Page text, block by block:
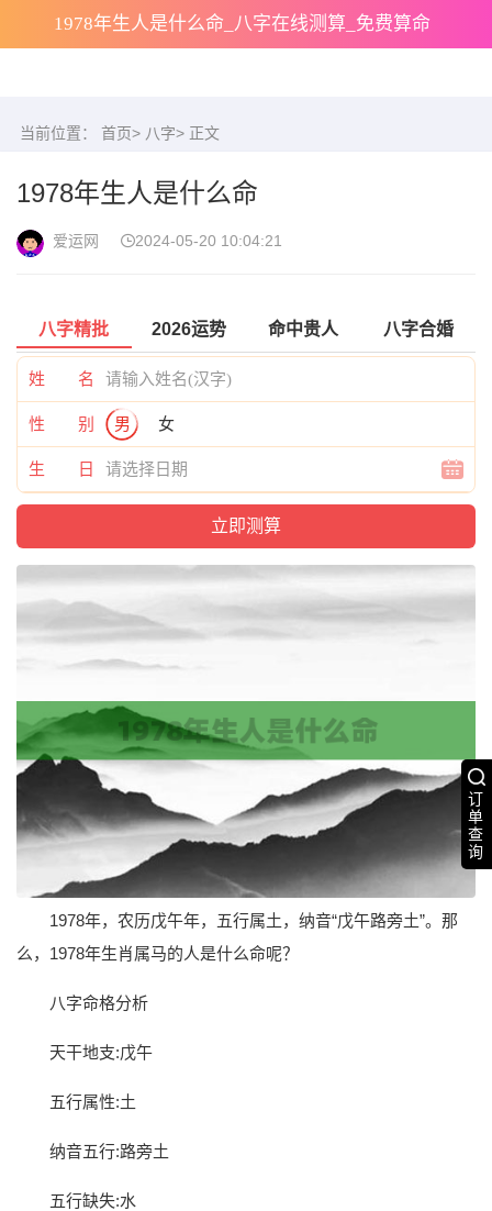
1978年生人是什么命_八字在线测算_免费算命
订
单
查
询
当前位置： 首页> 八字> 正文
1978年生人是什么命
爱运网 2024-05-20 10:04:21
八字精批 2026运势 命中贵人 八字合婚
姓 名
性 别 男 女
生 日
1978年，农历戊午年，五行属土，纳音“戊午路旁土”。那
么，1978年生肖属马的人是什么命呢？
八字命格分析
天干地支:戊午
五行属性:土
纳音五行:路旁土
五行缺失:水